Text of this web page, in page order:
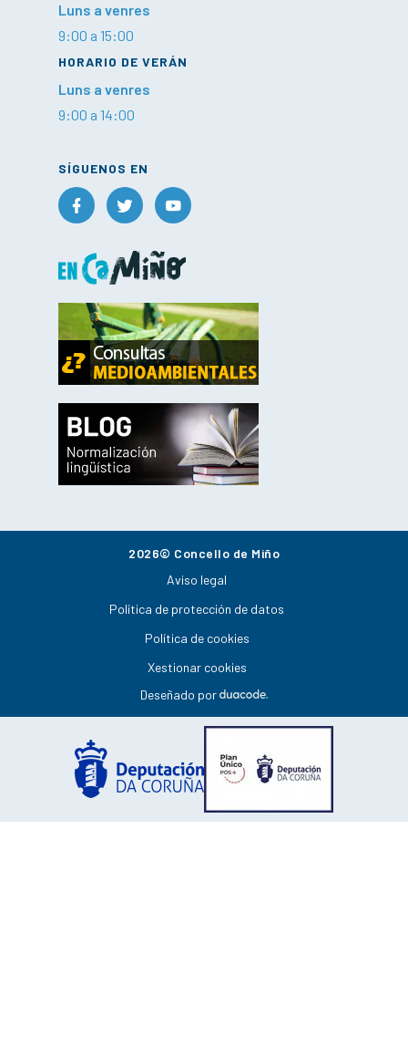
Luns a venres
9:00 a 15:00
HORARIO DE VERÁN
Luns a venres
9:00 a 14:00
SÍGUENOS EN
2026© Concello de Miño
Aviso legal
Política de protección de datos
Política de cookies
Xestionar cookies
Deseñado por